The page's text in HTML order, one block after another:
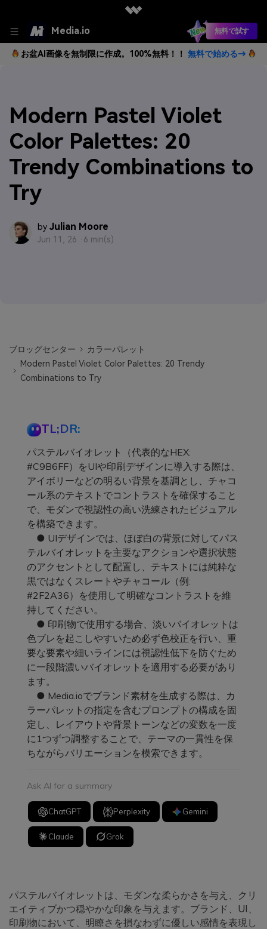
Media.io 無料で試す
お盆AI画像を無制限に作成。100%無料！！ 無料で始める→
Modern Pastel Violet
Color Palettes: 20
Trendy Combinations to
Try
by Julian Moore
Jun 11, 26 · 6 min(s)
ブロッグセンター
カラーパレット
Modern Pastel Violet Color Palettes: 20 Trendy
Combinations to Try
TL;DR:
パステルバイオレット（代表的なHEX:
#C9B6FF）をUIや印刷デザインに導入する際は、
アイボリーなどの明るい背景を基調とし、チャコ
ール系のテキストでコントラストを確保すること
で、モダンで視認性の高い洗練されたビジュアル
を構築できます。
● UIデザインでは、ほぼ白の背景に対してパス
テルバイオレットを主要なアクションや選択状態
のアクセントとして配置し、テキストには純粋な
黒ではなくスレートやチャコール（例:
#2F2A36）を使用して明確なコントラストを維
持してください。
● 印刷物で使用する場合、淡いバイオレットは
色ブレを起こしやすいため必ず色校正を行い、重
要な要素や細いラインには視認性低下を防ぐため
に一段階濃いバイオレットを適用する必要があり
ます。
● Media.ioでブランド素材を生成する際は、カ
ラーパレットの指定を含むプロンプトの構成を固
定し、レイアウトや背景トーンなどの変数を一度
に1つずつ調整することで、テーマの一貫性を保
ちながらバリエーションを模索できます。
Ask AI for a summary
ChatGPT Perplexity Gemini
Claude Grok
パステルバイオレットは、モダンな柔らかさを与え、クリ
エイティブかつ穏やかな印象を与えます。ブランド、UI、
印刷物において、明瞭さを損なわずに優しい感情を表現し